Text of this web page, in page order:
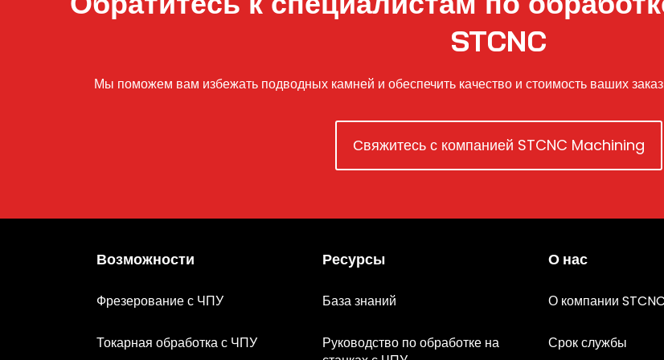
STCNC
Мы поможем вам избежать подводных камней и обеспечить качество и стоимость ваших
Свяжитесь с компанией STCNC Machining
Возможности
Фрезерование с ЧПУ
Токарная обработка с ЧПУ
Ресурсы
База знаний
Руководство по обработке на
О нас
О компании
Срок службы